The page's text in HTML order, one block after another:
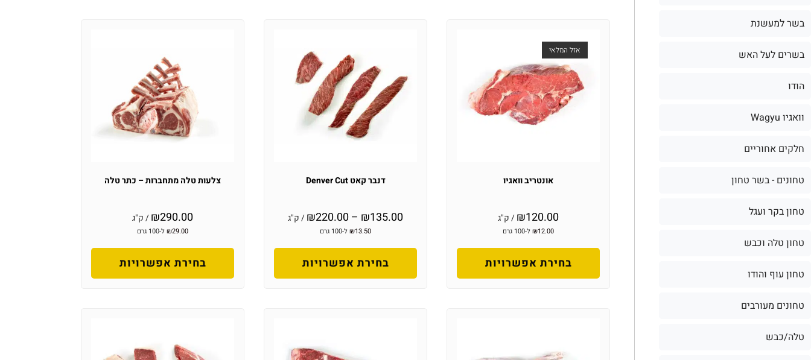
בשר למעשנת
בשרים לעל האש
הודו
וואגיו Wagyu
חלקים אחוריים
טחונים - בשר טחון
טחון בקר ועגל
טחון טלה וכבש
טחון עוף והודו
טחונים מעורבים
טלה/כבש
אזל המלאי
אונטריב וואגיו
₪120.00 / ק"ג
₪12.00 ל-100 גרם
בחירת אפשרויות
דנבר קאט Denver Cut
₪135.00
–
₪220.00 / ק"ג
₪13.50 ל-100 גרם
בחירת אפשרויות
צלעות טלה מתחברות – כתר טלה
₪290.00 / ק"ג
₪29.00 ל-100 גרם
בחירת אפשרויות